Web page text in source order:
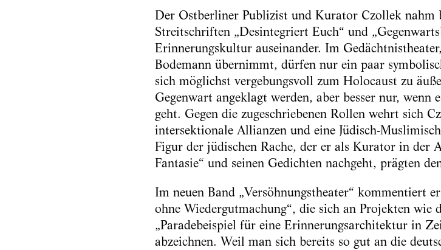
Der Ostberliner Publizist und Kurator Czollek nahm
Streitschriften „Desintegriert Euch“ und
Erinnerungskultur auseinander. Im
Bodemann übernimmt, dürfen nur ein paar
sich möglichst vergebungsvoll zum Holocaust zu
Gegenwart angeklagt werden, aber besser nur, wenn
geht. Gegen die zugeschriebenen Rollen wehrt sich
intersektionale Allianzen und eine Jüdisch-
Figur der jüdischen Rache, der er als Kurator in der
Fantasie“ und seinen Gedichten nachgeht, prägten
Im neuen Band „Versöhnungstheater“ kommentiert
ohne Wiedergutmachung“, die sich an Projekten wie
„Paradebeispiel für eine Erinnerungsarchitektur in
abzeichnen. Weil man sich bereits so gut an die